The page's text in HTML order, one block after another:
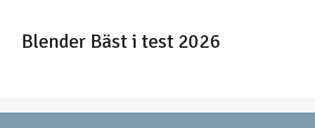
Blender Bäst i test 2026